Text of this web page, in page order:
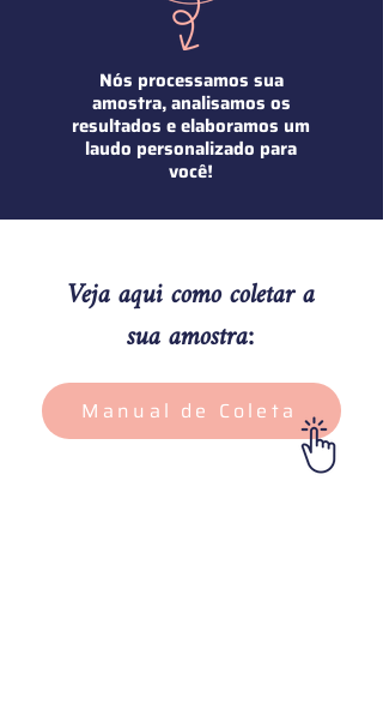
Nós processamos sua
amostra, analisamos os
resultados e elaboramos um
laudo personalizado para
você!
Veja aqui como coletar a
sua amostra:
Manual de Coleta